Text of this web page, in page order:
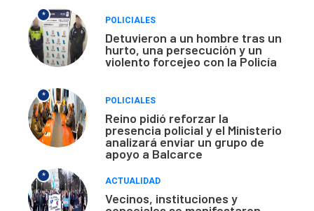
*
POLICIALES
Detuvieron a un hombre tras un
hurto, una persecución y un
violento forcejeo con la Policía
*
POLICIALES
Reino pidió reforzar la
presencia policial y el Ministerio
analizará enviar un grupo de
apoyo a Balcarce
*
ACTUALIDAD
Vecinos, instituciones y